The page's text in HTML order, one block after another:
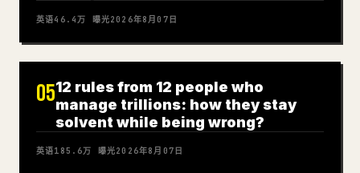
英语46.4万 曝光2026年8月07日
0512 rules from 12 people who
manage trillions: how they stay
solvent while being wrong?
英语185.6万 曝光2026年8月07日